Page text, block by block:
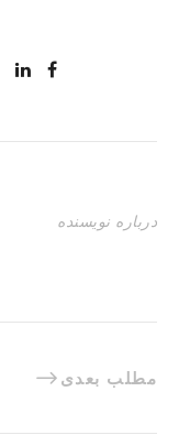
درباره نویسنده
مطلب بعدی